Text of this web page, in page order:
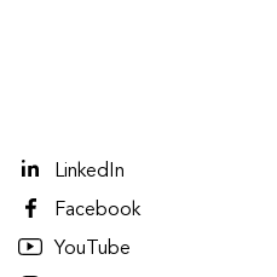
LinkedIn
Facebook
YouTube